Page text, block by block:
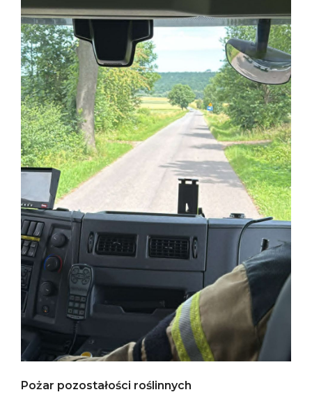
Pożar pozostałości roślinnych